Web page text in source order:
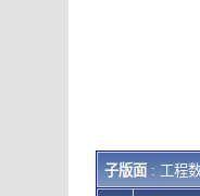
子版面: 工程